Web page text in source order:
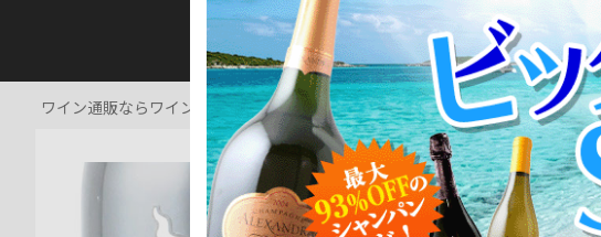
最新の出
熊本地震の影響により九州への配
ワイン通販ならワインショップソムリエ > 赤ワイン通販 > ルチェンテ 2018年
ルチェン
商品番号：